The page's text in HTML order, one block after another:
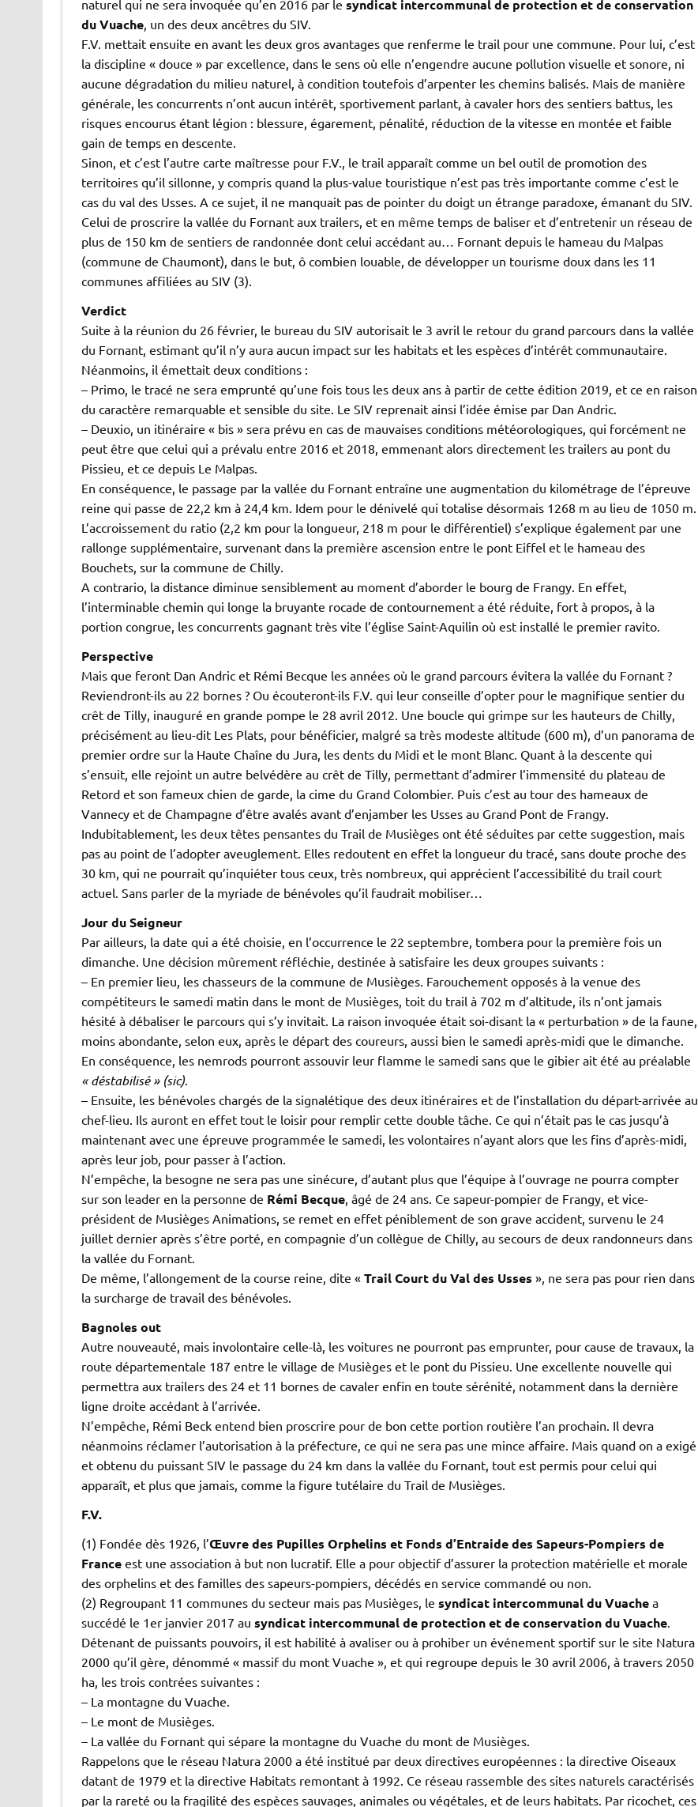
naturel qui ne sera invoquée qu’en 2016 par le syndicat intercommunal de protection et de conservation
du Vuache, un des deux ancêtres du SIV.
F.V. mettait ensuite en avant les deux gros avantages que renferme le trail pour une commune. Pour lui, c’est
la discipline « douce » par excellence, dans le sens où elle n’engendre aucune pollution visuelle et sonore, ni
aucune dégradation du milieu naturel, à condition toutefois d’arpenter les chemins balisés. Mais de manière
générale, les concurrents n’ont aucun intérêt, sportivement parlant, à cavaler hors des sentiers battus, les
risques encourus étant légion : blessure, égarement, pénalité, réduction de la vitesse en montée et faible
gain de temps en descente.
Sinon, et c’est l’autre carte maîtresse pour F.V., le trail apparaît comme un bel outil de promotion des
territoires qu’il sillonne, y compris quand la plus-value touristique n’est pas très importante comme c’est le
cas du val des Usses. A ce sujet, il ne manquait pas de pointer du doigt un étrange paradoxe, émanant du SIV.
Celui de proscrire la vallée du Fornant aux trailers, et en même temps de baliser et d’entretenir un réseau de
plus de 150 km de sentiers de randonnée dont celui accédant au… Fornant depuis le hameau du Malpas
(commune de Chaumont), dans le but, ô combien louable, de développer un tourisme doux dans les 11
communes affiliées au SIV (3).
Verdict
Suite à la réunion du 26 février, le bureau du SIV autorisait le 3 avril le retour du grand parcours dans la vallée
du Fornant, estimant qu’il n’y aura aucun impact sur les habitats et les espèces d’intérêt communautaire.
Néanmoins, il émettait deux conditions :
– Primo, le tracé ne sera emprunté qu’une fois tous les deux ans à partir de cette édition 2019, et ce en raison
du caractère remarquable et sensible du site. Le SIV reprenait ainsi l’idée émise par Dan Andric.
– Deuxio, un itinéraire « bis » sera prévu en cas de mauvaises conditions météorologiques, qui forcément ne
peut être que celui qui a prévalu entre 2016 et 2018, emmenant alors directement les trailers au pont du
Pissieu, et ce depuis Le Malpas.
En conséquence, le passage par la vallée du Fornant entraîne une augmentation du kilométrage de l’épreuve
reine qui passe de 22,2 km à 24,4 km. Idem pour le dénivelé qui totalise désormais 1268 m au lieu de 1050 m.
L’accroissement du ratio (2,2 km pour la longueur, 218 m pour le différentiel) s’explique également par une
rallonge supplémentaire, survenant dans la première ascension entre le pont Eiffel et le hameau des
Bouchets, sur la commune de Chilly.
A contrario, la distance diminue sensiblement au moment d’aborder le bourg de Frangy. En effet,
l’interminable chemin qui longe la bruyante rocade de contournement a été réduite, fort à propos, à la
portion congrue, les concurrents gagnant très vite l’église Saint-Aquilin où est installé le premier ravito.
Perspective
Mais que feront Dan Andric et Rémi Becque les années où le grand parcours évitera la vallée du Fornant ?
Reviendront-ils au 22 bornes ? Ou écouteront-ils F.V. qui leur conseille d’opter pour le magnifique sentier du
crêt de Tilly, inauguré en grande pompe le 28 avril 2012. Une boucle qui grimpe sur les hauteurs de Chilly,
précisément au lieu-dit Les Plats, pour bénéficier, malgré sa très modeste altitude (600 m), d’un panorama de
premier ordre sur la Haute Chaîne du Jura, les dents du Midi et le mont Blanc. Quant à la descente qui
s’ensuit, elle rejoint un autre belvédère au crêt de Tilly, permettant d’admirer l’immensité du plateau de
Retord et son fameux chien de garde, la cime du Grand Colombier. Puis c’est au tour des hameaux de
Vannecy et de Champagne d’être avalés avant d’enjamber les Usses au Grand Pont de Frangy.
Indubitablement, les deux têtes pensantes du Trail de Musièges ont été séduites par cette suggestion, mais
pas au point de l’adopter aveuglement. Elles redoutent en effet la longueur du tracé, sans doute proche des
30 km, qui ne pourrait qu’inquiéter tous ceux, très nombreux, qui apprécient l’accessibilité du trail court
actuel. Sans parler de la myriade de bénévoles qu’il faudrait mobiliser…
Jour du Seigneur
Par ailleurs, la date qui a été choisie, en l’occurrence le 22 septembre, tombera pour la première fois un
dimanche. Une décision mûrement réfléchie, destinée à satisfaire les deux groupes suivants :
– En premier lieu, les chasseurs de la commune de Musièges. Farouchement opposés à la venue des
compétiteurs le samedi matin dans le mont de Musièges, toit du trail à 702 m d’altitude, ils n’ont jamais
hésité à débaliser le parcours qui s’y invitait. La raison invoquée était soi-disant la « perturbation » de la faune,
moins abondante, selon eux, après le départ des coureurs, aussi bien le samedi après-midi que le dimanche.
En conséquence, les nemrods pourront assouvir leur flamme le samedi sans que le gibier ait été au préalable
« déstabilisé » (sic).
– Ensuite, les bénévoles chargés de la signalétique des deux itinéraires et de l’installation du départ-arrivée au
chef-lieu. Ils auront en effet tout le loisir pour remplir cette double tâche. Ce qui n’était pas le cas jusqu’à
maintenant avec une épreuve programmée le samedi, les volontaires n’ayant alors que les fins d’après-midi,
après leur job, pour passer à l’action.
N’empêche, la besogne ne sera pas une sinécure, d’autant plus que l’équipe à l’ouvrage ne pourra compter
sur son leader en la personne de Rémi Becque, âgé de 24 ans. Ce sapeur-pompier de Frangy, et vice-
président de Musièges Animations, se remet en effet péniblement de son grave accident, survenu le 24
juillet dernier après s’être porté, en compagnie d’un collègue de Chilly, au secours de deux randonneurs dans
la vallée du Fornant.
De même, l’allongement de la course reine, dite « Trail Court du Val des Usses », ne sera pas pour rien dans
la surcharge de travail des bénévoles.
Bagnoles out
Autre nouveauté, mais involontaire celle-là, les voitures ne pourront pas emprunter, pour cause de travaux, la
route départementale 187 entre le village de Musièges et le pont du Pissieu. Une excellente nouvelle qui
permettra aux trailers des 24 et 11 bornes de cavaler enfin en toute sérénité, notamment dans la dernière
ligne droite accédant à l’arrivée.
N’empêche, Rémi Beck entend bien proscrire pour de bon cette portion routière l’an prochain. Il devra
néanmoins réclamer l’autorisation à la préfecture, ce qui ne sera pas une mince affaire. Mais quand on a exigé
et obtenu du puissant SIV le passage du 24 km dans la vallée du Fornant, tout est permis pour celui qui
apparaît, et plus que jamais, comme la figure tutélaire du Trail de Musièges.
F.V.
(1) Fondée dès 1926, l’Œuvre des Pupilles Orphelins et Fonds d’Entraide des Sapeurs-Pompiers de
Franceest une association à but non lucratif. Elle a pour objectif d’assurer la protection matérielle et morale
des orphelins et des familles des sapeurs-pompiers, décédés en service commandé ou non.
(2) Regroupant 11 communes du secteur mais pas Musièges, le syndicat intercommunal du Vuache a
succédé le 1er janvier 2017 au syndicat intercommunal de protection et de conservation du Vuache.
Détenant de puissants pouvoirs, il est habilité à avaliser ou à prohiber un événement sportif sur le site Natura
2000 qu’il gère, dénommé « massif du mont Vuache », et qui regroupe depuis le 30 avril 2006, à travers 2050
ha, les trois contrées suivantes :
– La montagne du Vuache.
– Le mont de Musièges.
– La vallée du Fornant qui sépare la montagne du Vuache du mont de Musièges.
Rappelons que le réseau Natura 2000 a été institué par deux directives européennes : la directive Oiseaux
datant de 1979 et la directive Habitats remontant à 1992. Ce réseau rassemble des sites naturels caractérisés
par la rareté ou la fragilité des espèces sauvages, animales ou végétales, et de leurs habitats. Par ricochet, ces